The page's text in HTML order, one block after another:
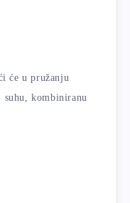
će u pružanju
suhu, kombiniranu